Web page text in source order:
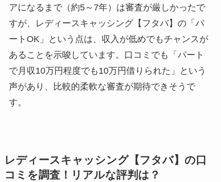
アになるまで（約5～7年）は審査が厳しかったで
すが、レディースキャッシング【フタバ】の「パ
ートOK」という点は、収入が低めでもチャンスが
あることを示唆しています。口コミでも「パート
で月収10万円程度でも10万円借りられた」という
声があり、比較的柔軟な審査が期待できそうで
す。
レディースキャッシング【フタバ】の口
コミを調査！リアルな評判は？